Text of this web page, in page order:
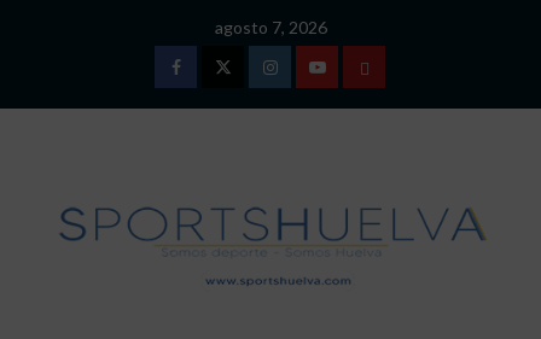
agosto 7, 2026
FacebookTwitterInstagramYoutubeTÉRMINOS
DE
USO